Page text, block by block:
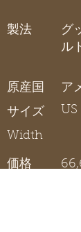
製法
グ
ル
原産国
サイズ
Width
ア
US
価格